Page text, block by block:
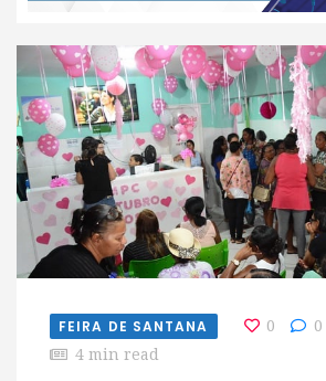
FEIRA DE SANTANA 0
0
4 min read